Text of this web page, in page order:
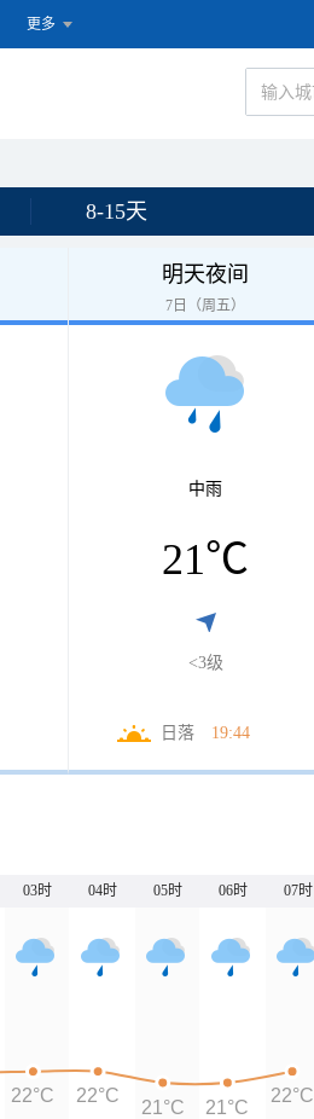
更多
8-15天
明天夜间
7日（周五）
中雨
21℃
<3级
日落 19:44
03时 04时 05时 06时 07时
22°C 22°C
21°C 21°C
22°C